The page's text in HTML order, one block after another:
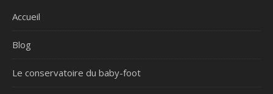
Accueil
Blog
Le conservatoire du baby-foot